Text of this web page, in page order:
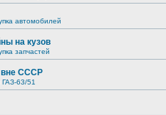
автомобилей
на кузов
запчастей
вне СССР
63/51